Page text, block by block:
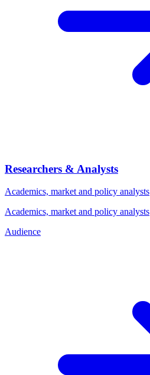
Researchers & Analysts
Academics, market and policy analysts
Academics, market and policy analysts
Audience